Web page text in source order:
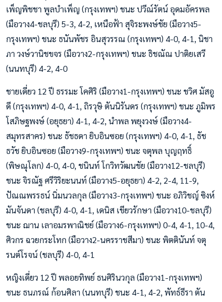
เพ็ญพิชชา พูลบำเพ็ญ (กรุงเทพฯ) ชนะ ปวีณ์รัตน์ อุดมอัครพล
(มือวาง4-ชลบุรี) 5-3, 4-2, เหนือฟ้า สุจิระพงษ์ชัย (มือวาง5-
กรุงเทพฯ) ชนะ ธนันพัชร อินสุวรรณ (กรุงเทพฯ) 4-0, 4-1, นิชา
ภา วงษ์วานิชขจร (มือวาง2-กรุงเทพฯ) ชนะ ธิชณัณ ปาติยเสวี
(นนทบุรี) 4-2, 4-0
ชายเดี่ยว 12 ปี ธรรมะ โคศิริ (มือวาง1-กรุงเทพฯ) ชนะ ชวิศ มัสอู
ดี (กรุงเทพฯ) 4-0, 4-1, ถิรวุษิ ตันนิรันดร (กรุงเทพฯ) ชนะ ภูมิพร
โสภิษฐพงษ์ (อยุธยา) 4-1, 4-2, นำพล พยุงวงษ์ (มือวาง4-
สมุทรสาคร) ชนะ ธัชธดา ยิบอินซอย (กรุงเทพฯ) 4-0, 4-1, ธัช
ธวัช ยิบอินซอย (มือวาง9-กรุงเทพฯ) ชนะ จตุพล บุญฤทธิ์
(พิษณุโลก) 4-0, 4-0, ชนินท์ โกวิทวัฒนชัย (มือวาง12-ชลบุรี)
ชนะ จิรณัฐ ศรีวิริยะนนท์ (มือวาง5-อยุธยา) 4-2, 2-4, 11-9,
ปัณณพรรธน์ นิ่มนวลกุล (มือวาง3-กรุงเทพฯ) ชนะ อภิวิชญ์ ซิงห์
มันจันดา (ชลบุรี) 4-0, 4-1, เดนิส เขียวรักษา (มือวาง10-ชลบุรี)
ชนะ ฌาน เลาอมรพาณิชย์ (มือวาง6-กรุงเทพฯ) 0-4, 4-1, 10-4,
ศิวกร ฉวยกระโทก (มือวาง2-นครราชสีมา) ชนะ พิตตินันท์ จตุ
รนต์โรจน์ (ชลบุรี) 4-0, 4-1
หญิงเดี่ยว 12 ปี พลอยทิพย์ ธนศิรินวกุล (มือวาง1-กรุงเทพฯ)
ชนะ ธนภรณ์ ก้อนศิลา (นนทบุรี) ชนะ 4-1, 4-2, พัทธ์ธีรา ตัน